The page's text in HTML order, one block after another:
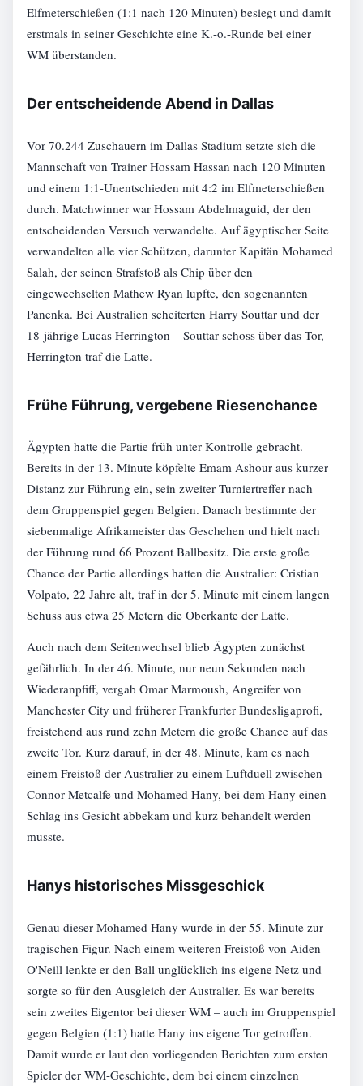
Elfmeterschießen (1:1 nach 120 Minuten) besiegt und damit
erstmals in seiner Geschichte eine K.-o.-Runde bei einer
WM überstanden.
Der entscheidende Abend in Dallas
Vor 70.244 Zuschauern im Dallas Stadium setzte sich die
Mannschaft von Trainer Hossam Hassan nach 120 Minuten
und einem 1:1-Unentschieden mit 4:2 im Elfmeterschießen
durch. Matchwinner war Hossam Abdelmaguid, der den
entscheidenden Versuch verwandelte. Auf ägyptischer Seite
verwandelten alle vier Schützen, darunter Kapitän Mohamed
Salah, der seinen Strafstoß als Chip über den
eingewechselten Mathew Ryan lupfte, den sogenannten
Panenka. Bei Australien scheiterten Harry Souttar und der
18-jährige Lucas Herrington – Souttar schoss über das Tor,
Herrington traf die Latte.
Frühe Führung, vergebene Riesenchance
Ägypten hatte die Partie früh unter Kontrolle gebracht.
Bereits in der 13. Minute köpfelte Emam Ashour aus kurzer
Distanz zur Führung ein, sein zweiter Turniertreffer nach
dem Gruppenspiel gegen Belgien. Danach bestimmte der
siebenmalige Afrikameister das Geschehen und hielt nach
der Führung rund 66 Prozent Ballbesitz. Die erste große
Chance der Partie allerdings hatten die Australier: Cristian
Volpato, 22 Jahre alt, traf in der 5. Minute mit einem langen
Schuss aus etwa 25 Metern die Oberkante der Latte.
Auch nach dem Seitenwechsel blieb Ägypten zunächst
gefährlich. In der 46. Minute, nur neun Sekunden nach
Wiederanpfiff, vergab Omar Marmoush, Angreifer von
Manchester City und früherer Frankfurter Bundesligaprofi,
freistehend aus rund zehn Metern die große Chance auf das
zweite Tor. Kurz darauf, in der 48. Minute, kam es nach
einem Freistoß der Australier zu einem Luftduell zwischen
Connor Metcalfe und Mohamed Hany, bei dem Hany einen
Schlag ins Gesicht abbekam und kurz behandelt werden
musste.
Hanys historisches Missgeschick
Genau dieser Mohamed Hany wurde in der 55. Minute zur
tragischen Figur. Nach einem weiteren Freistoß von Aiden
O'Neill lenkte er den Ball unglücklich ins eigene Netz und
sorgte so für den Ausgleich der Australier. Es war bereits
sein zweites Eigentor bei dieser WM – auch im Gruppenspiel
gegen Belgien (1:1) hatte Hany ins eigene Tor getroffen.
Damit wurde er laut den vorliegenden Berichten zum ersten
Spieler der WM-Geschichte, dem bei einem einzelnen